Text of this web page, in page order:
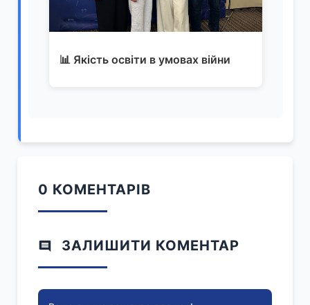
📊 Якість освіти в умовах війни
0 КОМЕНТАРІВ
ЗАЛИШИТИ КОМЕНТАР